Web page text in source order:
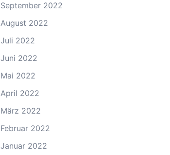
September 2022
August 2022
Juli 2022
Juni 2022
Mai 2022
April 2022
März 2022
Februar 2022
Januar 2022